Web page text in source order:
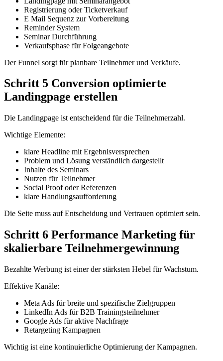
Registrierung oder Ticketverkauf
E Mail Sequenz zur Vorbereitung
Reminder System
Seminar Durchführung
Verkaufsphase für Folgeangebote
Der Funnel sorgt für planbare Teilnehmer und Verkäufe.
Schritt 5 Conversion optimierte
Landingpage erstellen
Die Landingpage ist entscheidend für die Teilnehmerzahl.
Wichtige Elemente:
klare Headline mit Ergebnisversprechen
Problem und Lösung verständlich dargestellt
Inhalte des Seminars
Nutzen für Teilnehmer
Social Proof oder Referenzen
klare Handlungsaufforderung
Die Seite muss auf Entscheidung und Vertrauen optimiert sein.
Schritt 6 Performance Marketing für
skalierbare Teilnehmergewinnung
Bezahlte Werbung ist einer der stärksten Hebel für Wachstum.
Effektive Kanäle:
Meta Ads für breite und spezifische Zielgruppen
LinkedIn Ads für B2B Trainingsteilnehmer
Google Ads für aktive Nachfrage
Retargeting Kampagnen
Wichtig ist eine kontinuierliche Optimierung der Kampagnen.